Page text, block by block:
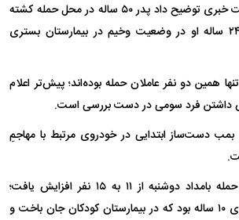
ساوت ولز در یک نشست خبری توضیح داد پدر ۵۰ ساله در محل حمله کشته
شد، در حالی که پسر ۲۴ ساله او در وضعیت وخیم در بیمارستان بستری
همین دو نفر عاملان حمله بوده‌اند؛ پیش‌تر اعلام
داشتن فرد سومی در دست بررسی است.
دست‌ساز ابتدایی در خودروی مرتبط با مهاجمِ
شمار کشته‌شدگان این حمله بامداد دوشنبه از ۱۱ به ۱۵ نفر افزایش یافت؛
کوچک‌ترین قربانی دختری ۱۰ ساله بود که در بیمارستان کودکان جان باخت و